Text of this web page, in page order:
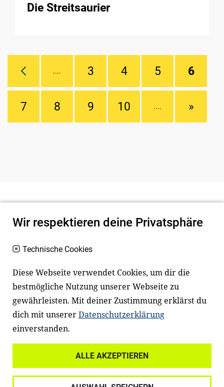
Die Streitsaurier
.... 3 4 5 6
7 8 9 10 .... »
Newsletter
Facebook LinkedIn
Datenschutz
Wir respektieren deine Privatsphäre
Technische Cookies
Diese Webseite verwendet Cookies, um dir die
bestmögliche Nutzung unserer Webseite zu
gewährleisten. Mit deiner Zustimmung erklärst du
dich mit unsererDatenschutzerklärung
einverstanden.
ALLE AKZEPTIEREN